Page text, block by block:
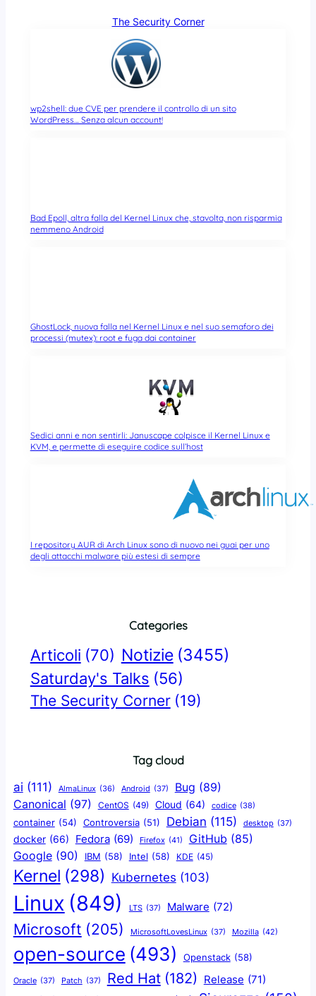
The Security Corner
wp2shell: due CVE per prendere il controllo di un sito
WordPress… Senza alcun account!
Bad Epoll, altra falla del Kernel Linux che, stavolta, non risparmia
nemmeno Android
GhostLock, nuova falla nel Kernel Linux e nel suo semaforo dei
processi (mutex): root e fuga dai container
Sedici anni e non sentirli: Januscape colpisce il Kernel Linux e
KVM, e permette di eseguire codice sull’host
I repository AUR di Arch Linux sono di nuovo nei guai per uno
degli attacchi malware più estesi di sempre
Categories
Articoli (70) Notizie (3455)
Saturday's Talks (56)
The Security Corner (19)
Tag cloud
ai (111) AlmaLinux (36) Android (37) Bug (89)
Canonical (97) CentOS (49) Cloud (64) codice (38)
container (54) Controversia (51) Debian (115) desktop (37)
docker (66) Fedora (69) Firefox (41) GitHub (85)
Google (90) IBM (58) Intel (58) KDE (45)
Kernel (298) Kubernetes (103)
Linux (849) LTS (37) Malware (72)
Microsoft (205) MicrosoftLovesLinux (37) Mozilla (42)
open-source (493) Openstack (58)
Oracle (37) Patch (37) Red Hat (182) Release (71)